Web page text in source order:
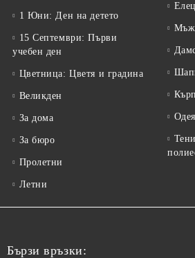
1 Юни: Ден на детето
15 Септември: Първи
учебен ден
Цветница: Цветя и градина
Великден
За дома
За бюро
Пролетни
Летни
Бързи връзки: